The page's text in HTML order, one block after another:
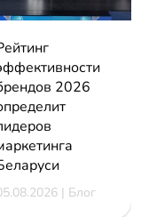
2026
| Блог